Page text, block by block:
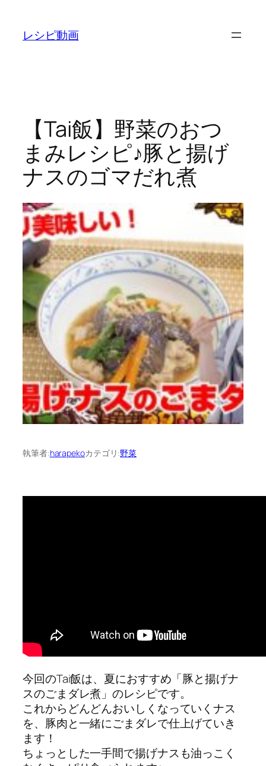
レシピ動画
【Tai飯】野菜のおつ
まみレシピ♪豚と揚げ
ナスのゴマだれ煮
執筆者:harapekoカテゴリ:野菜
今回のTai飯は、夏におすすめ「豚と揚げナ
スのごまダレ煮」のレシピです。
これからどんどんおいしくなっていくナス
を、豚肉と一緒にごまダレで仕上げていき
ます！
ちょっとした一手間で揚げナスも油っこく